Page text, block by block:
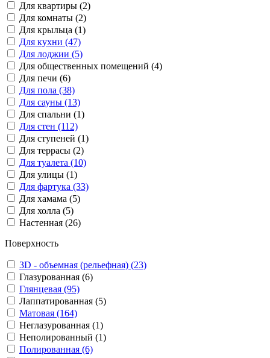
Для квартиры (2)
Для комнаты (2)
Для крыльца (1)
Для кухни (47)
Для лоджии (5)
Для общественных помещений (4)
Для печи (6)
Для пола (38)
Для сауны (13)
Для спальни (1)
Для стен (112)
Для ступеней (1)
Для террасы (2)
Для туалета (10)
Для улицы (1)
Для фартука (33)
Для хамама (5)
Для холла (5)
Настенная (26)
Поверхность
3D - объемная (рельефная) (23)
Глазурованная (6)
Глянцевая (95)
Лаппатированная (5)
Матовая (164)
Неглазурованная (1)
Неполированный (1)
Полированная (6)